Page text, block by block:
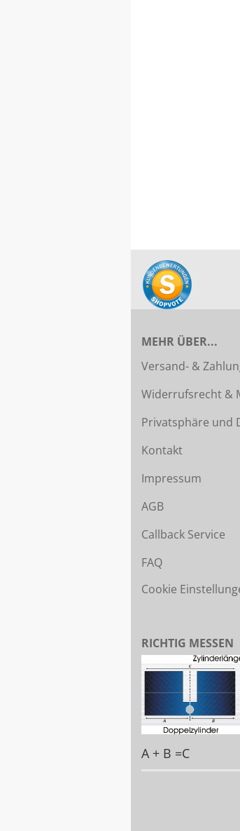
MEHR ÜBER...
Versand- &
Widerrufsrecht &
Privatsphäre und
Kontakt
Impressum
AGB
Callback Service
FAQ
Cookie
RICHTIG MESSEN
A + B =C